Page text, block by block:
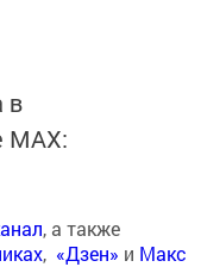
в
MАХ:
, а также
, «Дзен» и Макс